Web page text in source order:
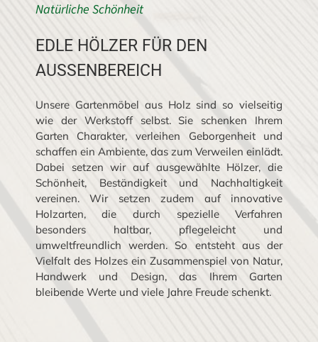
Natürliche Schönheit
EDLE HÖLZER FÜR DEN
AUSSENBEREICH
Unsere Gartenmöbel aus Holz sind so vielseitig
wie der Werkstoff selbst. Sie schenken Ihrem
Garten Charakter, verleihen Geborgenheit und
schaffen ein Ambiente, das zum Verweilen einlädt.
Dabei setzen wir auf ausgewählte Hölzer, die
Schönheit, Beständigkeit und Nachhaltigkeit
vereinen. Wir setzen zudem auf innovative
Holzarten, die durch spezielle Verfahren
besonders haltbar, pflegeleicht und
umweltfreundlich werden. So entsteht aus der
Vielfalt des Holzes ein Zusammenspiel von Natur,
Handwerk und Design, das Ihrem Garten
bleibende Werte und viele Jahre Freude schenkt.